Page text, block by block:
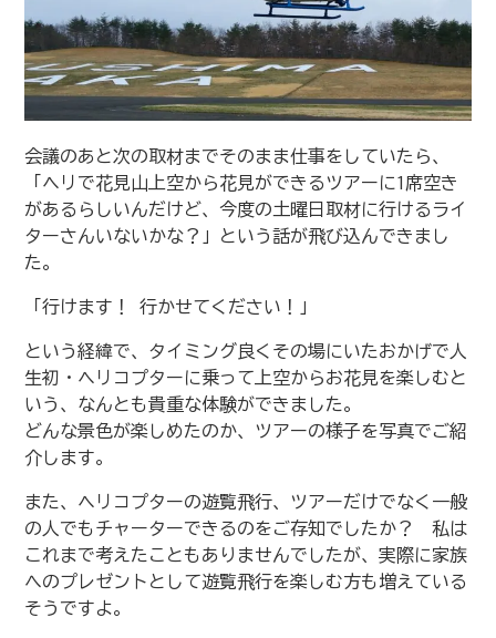
会議のあと次の取材までそのまま仕事をしていたら、
「ヘリで花見山上空から花見ができるツアーに1席空き
があるらしいんだけど、今度の土曜日取材に行けるライ
ターさんいないかな？」という話が飛び込んできまし
た。
「行けます！ 行かせてください！」
という経緯で、タイミング良くその場にいたおかげで人
生初・ヘリコプターに乗って上空からお花見を楽しむと
いう、なんとも貴重な体験ができました。
どんな景色が楽しめたのか、ツアーの様子を写真でご紹
介します。
また、ヘリコプターの遊覧飛行、ツアーだけでなく一般
の人でもチャーターできるのをご存知でしたか？ 私は
これまで考えたこともありませんでしたが、実際に家族
へのプレゼントとして遊覧飛行を楽しむ方も増えている
そうですよ。